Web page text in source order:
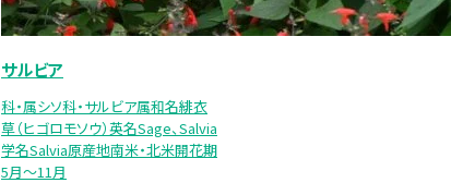
サルビア
科・属シソ科・サルビア属和名緋衣
草（ヒゴロモソウ）英名Sage、Salvia
学名Salvia原産地南米・北米開花期
5月～11月